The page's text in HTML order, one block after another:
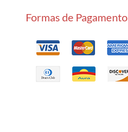
Formas de Pagamento